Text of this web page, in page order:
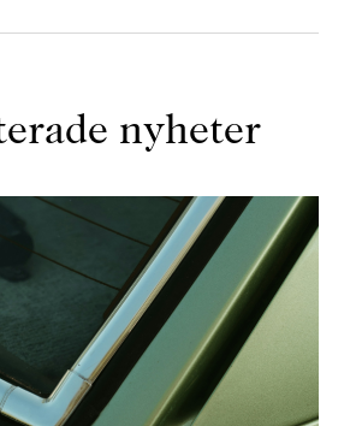
nyheter